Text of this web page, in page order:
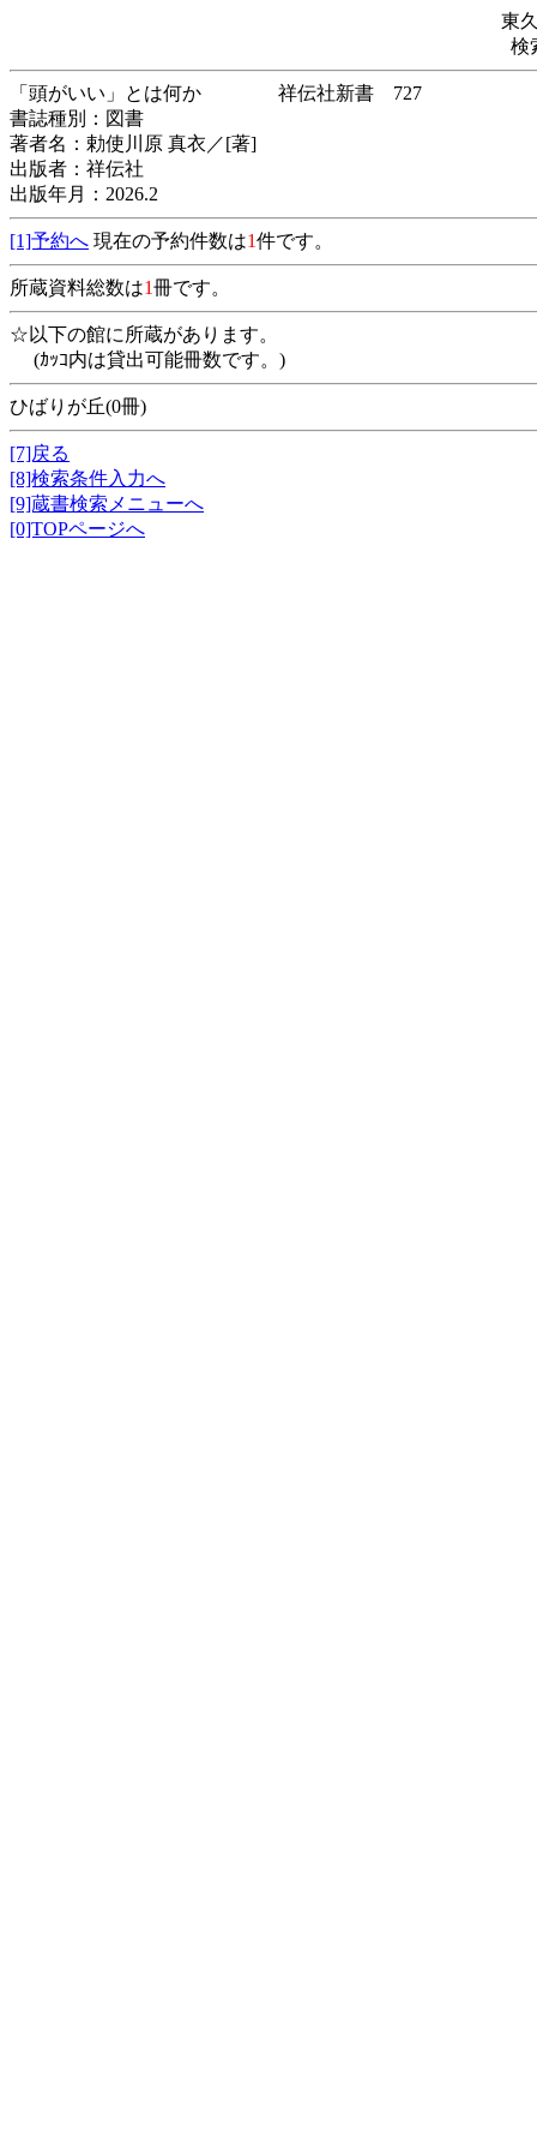
東
検
「頭がいい」とは何か 祥伝社新書 727
書誌種別：図書
著者名：勅使川原 真衣／[著]
出版者：祥伝社
出版年月：2026.2
[1]予約へ 現在の予約件数は1件です。
所蔵資料総数は1冊です。
☆以下の館に所蔵があります。
(ｶｯｺ内は貸出可能冊数です。)
ひばりが丘(0冊)
[7]戻る
[8]検索条件入力へ
[9]蔵書検索メニューへ
[0]TOPページへ